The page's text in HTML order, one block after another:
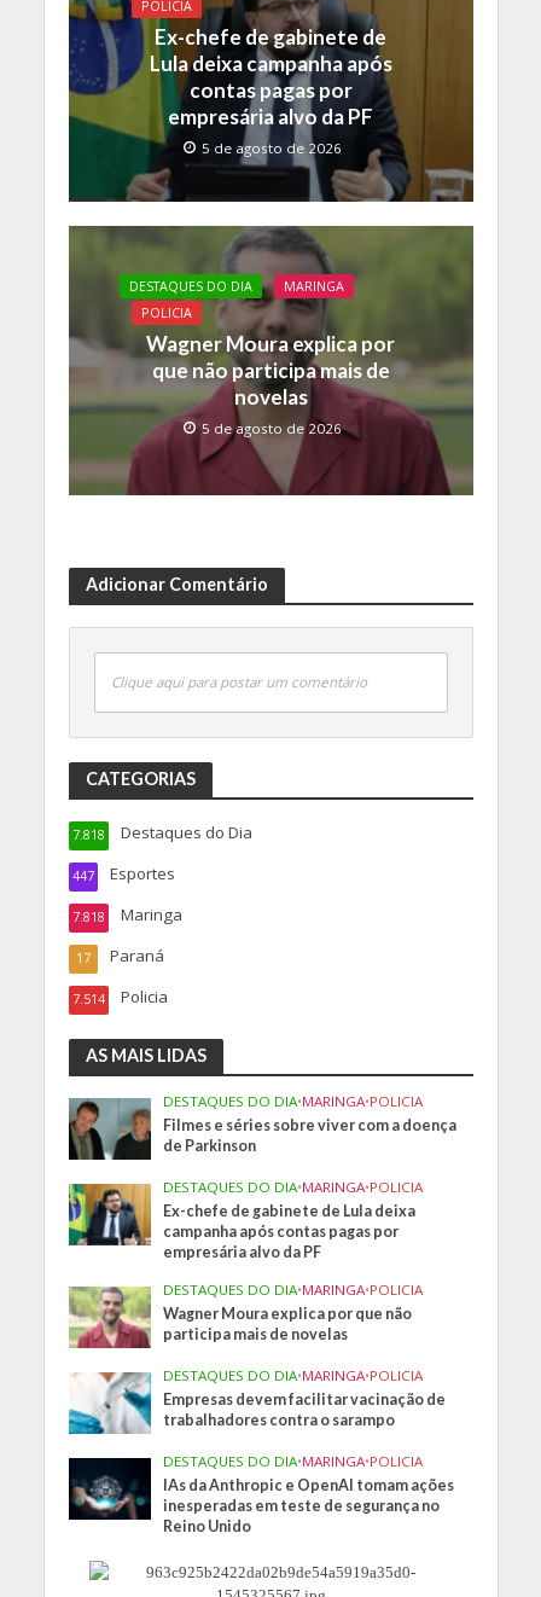
POLICIA
Ex-chefe de gabinete de
Lula deixa campanha após
contas pagas por
empresária alvo da PF
5 de agosto de 2026
DESTAQUES DO DIA
MARINGA
POLICIA
Wagner Moura explica por
que não participa mais de
novelas
5 de agosto de 2026
Adicionar Comentário
Clique aqui para postar um comentário
CATEGORIAS
Destaques do Dia
7.818
Esportes
447
Maringa
7.818
Paraná
17
Policia
7.514
AS MAIS LIDAS
DESTAQUES DO DIA•MARINGA•POLICIA
Filmes e séries sobre viver com a doença
de Parkinson
DESTAQUES DO DIA•MARINGA•POLICIA
Ex-chefe de gabinete de Lula deixa
campanha após contas pagas por
empresária alvo da PF
DESTAQUES DO DIA•MARINGA•POLICIA
Wagner Moura explica por que não
participa mais de novelas
DESTAQUES DO DIA•MARINGA•POLICIA
Empresas devem facilitar vacinação de
trabalhadores contra o sarampo
DESTAQUES DO DIA•MARINGA•POLICIA
IAs da Anthropic e OpenAI tomam ações
inesperadas em teste de segurança no
Reino Unido